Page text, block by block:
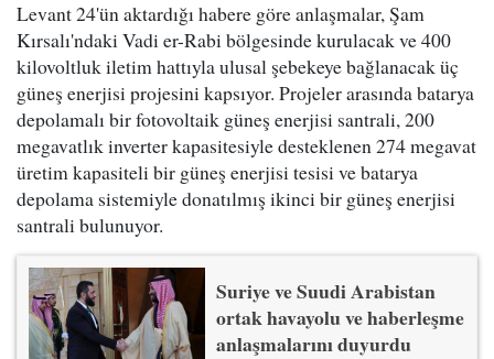
Levant 24'ün aktardığı habere göre anlaşmalar, Şam
Kırsalı'ndaki Vadi er-Rabi bölgesinde kurulacak ve 400
kilovoltluk iletim hattıyla ulusal şebekeye bağlanacak üç
güneş enerjisi projesini kapsıyor. Projeler arasında batarya
depolamalı bir fotovoltaik güneş enerjisi santrali, 200
megavatlık inverter kapasitesiyle desteklenen 274 megavat
üretim kapasiteli bir güneş enerjisi tesisi ve batarya
depolama sistemiyle donatılmış ikinci bir güneş enerjisi
santrali bulunuyor.
Suriye ve Suudi Arabistan
ortak havayolu ve haberleşme
anlaşmalarını duyurdu